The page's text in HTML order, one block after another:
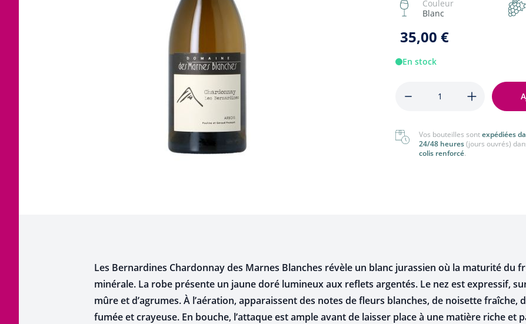
Languedoc
Couleur
Blanc
35,00 €
En stock
Vos bouteilles sontexpédiées
24/48 heures(jours ouvrés)
colis renforcé.
Les Bernardines Chardonnay des Marnes Blanches révèle un blanc jurassien où la maturité du
minérale. La robe présente un jaune doré lumineux aux reflets argentés. Le nez est expressif,
mûre et d’agrumes. À l’aération, apparaissent des notes de fleurs blanches, de noisette fraîche,
fumée et crayeuse. En bouche, l’attaque est ample avant de laisser place à une matière riche